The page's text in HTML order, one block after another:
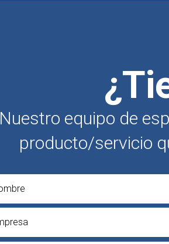
Nuestro equipo de
producto/servicio